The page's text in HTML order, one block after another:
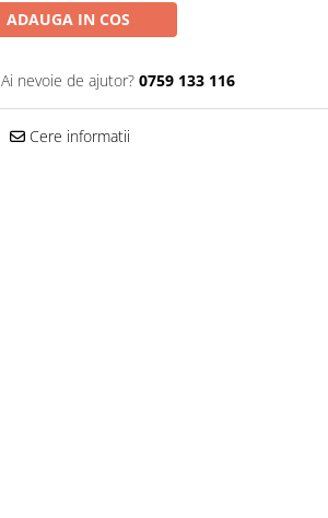
ADAUGA IN COS
Ai nevoie de ajutor? 0759 133 116
Cere informatii